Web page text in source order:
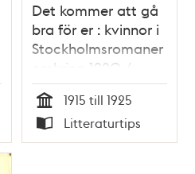
Det kommer att gå
bra för er : kvinnor i
Stockholmsromaner
omkring 1920 /
Ingrid Nordström
Tid
1915 till 1925
Typ
Litteraturtips